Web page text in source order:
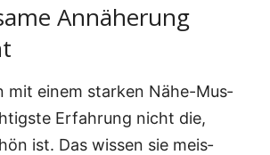
Annäherung
mit einem star­ken Nähe-Mus­
Erfah­rung nicht die,
ist. Das wis­sen sie meis­